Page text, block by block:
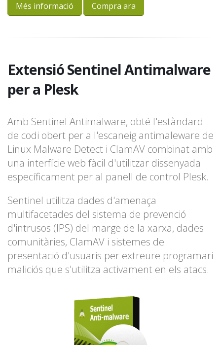
Més informació Compra ara
Extensió Sentinel Antimalware
per a Plesk
Amb Sentinel Antimalware, obté l'estàndard
de codi obert per a l'escaneig antimaleware de
Linux Malware Detect i ClamAV combinat amb
una interfície web fàcil d'utilitzar dissenyada
específicament per al panell de control Plesk.
Sentinel utilitza dades d'amenaça
multifacetades del sistema de prevenció
d'intrusos (IPS) del marge de la xarxa, dades
comunitàries, ClamAV i sistemes de
presentació d'usuaris per extreure programari
maliciós que s'utilitza activament en els atacs.